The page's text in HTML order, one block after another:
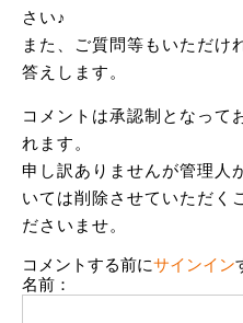
さい♪
また、ご質問等もいただけ
答えします。
コメントは承認制となって
れます。
申し訳ありませんが管理人
いては削除させていただく
ださいませ。
コメントする前にサインイン
名前：